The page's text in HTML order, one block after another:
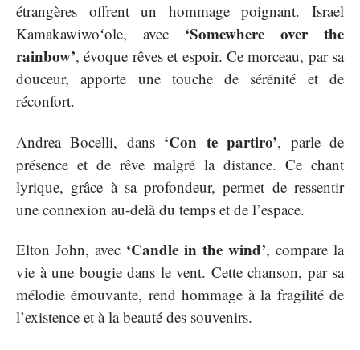
étrangères offrent un hommage poignant. Israel
Kamakawiwoʻole, avec ‘Somewhere over the
rainbow’, évoque rêves et espoir. Ce morceau, par sa
douceur, apporte une touche de sérénité et de
réconfort.
Andrea Bocelli, dans ‘Con te partiro’, parle de
présence et de rêve malgré la distance. Ce chant
lyrique, grâce à sa profondeur, permet de ressentir
une connexion au-delà du temps et de l’espace.
Elton John, avec ‘Candle in the wind’, compare la
vie à une bougie dans le vent. Cette chanson, par sa
mélodie émouvante, rend hommage à la fragilité de
l’existence et à la beauté des souvenirs.